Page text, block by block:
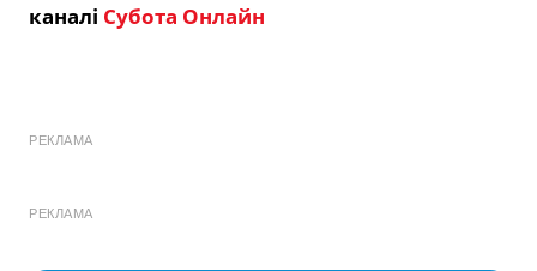
каналі Субота Онлайн
РЕКЛАМА
РЕКЛАМА